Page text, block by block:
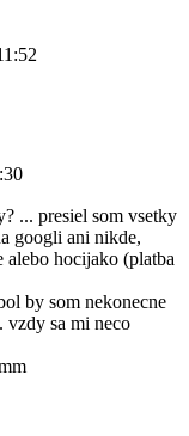
... presiel som vsetky
googli ani nikde,
alebo hocijako (platba
by som nekonecne
vzdy sa mi neco